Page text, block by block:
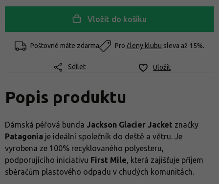
Vložit do košíku
Poštovné máte zdarma Pro členy klubu sleva až 15%.
Sdílet Uložit
Popis produktu
Dámská péřová bunda Jackson Glacier Jacket značky
Patagonia je ideální společník do deště a větru. Je
vyrobena ze 100% recyklovaného polyesteru,
podporujícího iniciativu First Mile, která zajišťuje příjem
sběračům plastového odpadu v chudých komunitách.